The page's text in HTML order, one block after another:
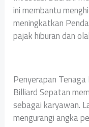
ini membantu
meningkatkan
pajak hiburan dan
‎Penyerapan
Billiard Sepatan
sebagai karyawan.
mengurangi angka